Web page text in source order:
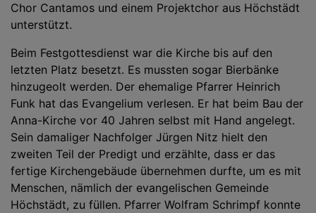
Chor Cantamos und einem Projektchor aus Höchstädt
unterstützt.
Beim Festgottesdienst war die Kirche bis auf den
letzten Platz besetzt. Es mussten sogar Bierbänke
hinzugeolt werden. Der ehemalige Pfarrer Heinrich
Funk hat das Evangelium verlesen. Er hat beim Bau der
Anna-Kirche vor 40 Jahren selbst mit Hand angelegt.
Sein damaliger Nachfolger Jürgen Nitz hielt den
zweiten Teil der Predigt und erzählte, dass er das
fertige Kirchengebäude übernehmen durfte, um es mit
Menschen, nämlich der evangelischen Gemeinde
Höchstädt, zu füllen. Pfarrer Wolfram Schrimpf konnte